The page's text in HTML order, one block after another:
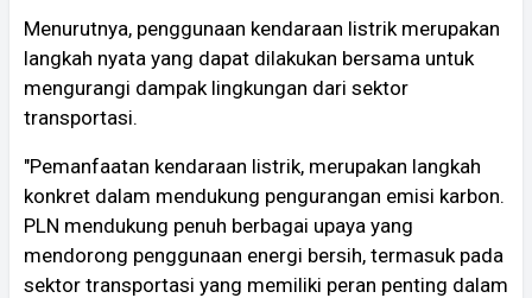
Menurutnya, penggunaan kendaraan listrik merupakan
langkah nyata yang dapat dilakukan bersama untuk
mengurangi dampak lingkungan dari sektor
transportasi.
"Pemanfaatan kendaraan listrik, merupakan langkah
konkret dalam mendukung pengurangan emisi karbon.
PLN mendukung penuh berbagai upaya yang
mendorong penggunaan energi bersih, termasuk pada
sektor transportasi yang memiliki peran penting dalam